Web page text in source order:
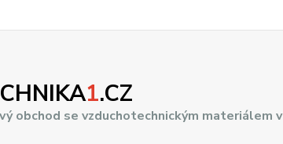
1.CZ
obchod se vzduchotechnickým materiálem v